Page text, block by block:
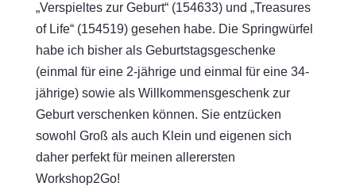
„Verspieltes zur Geburt“ (154633) und „Treasures
of Life“ (154519) gesehen habe. Die Springwürfel
habe ich bisher als Geburtstagsgeschenke
(einmal für eine 2-jährige und einmal für eine 34-
jährige) sowie als Willkommensgeschenk zur
Geburt verschenken können. Sie entzücken
sowohl Groß als auch Klein und eigenen sich
daher perfekt für meinen allerersten
Workshop2Go!